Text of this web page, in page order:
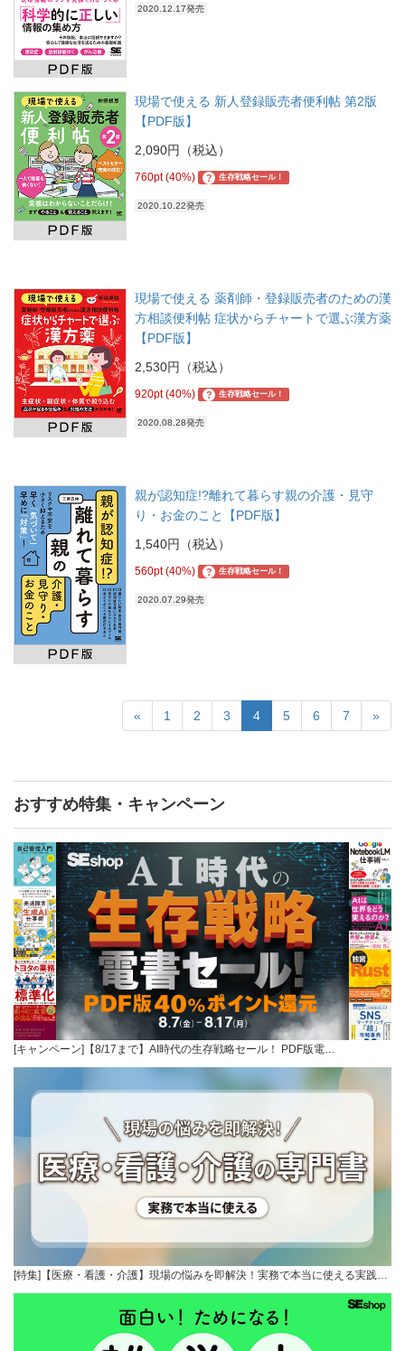
2020.12.17発売
現場で使える 新人登録販売者便利帖 第2版
【PDF版】
2,090円（税込）
760pt (40%) ? 生存戦略セール！
2020.10.22発売
現場で使える 薬剤師・登録販売者のための漢
方相談便利帖 症状からチャートで選ぶ漢方薬
【PDF版】
2,530円（税込）
920pt (40%) ? 生存戦略セール！
2020.08.28発売
親が認知症!?離れて暮らす親の介護・見守
り・お金のこと【PDF版】
1,540円（税込）
560pt (40%) ? 生存戦略セール！
2020.07.29発売
« 1 2 3 4 5 6 7 »
おすすめ特集・キャンペーン
[キャンペーン]【8/17まで】AI時代の生存戦略セール！ PDF版電…
[特集]【医療・看護・介護】現場の悩みを即解決！実務で本当に使える実践…